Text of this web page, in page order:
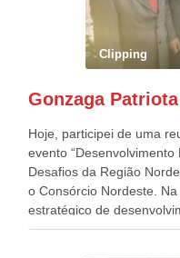
Esplanada dos
preparou espaços com
pessoas, só que o
Independentes, dobrou
Patriota.
Clipping
Hoje, participei de uma
evento
Desafios da Região
o Consórcio Nordeste.
estratégico de
desafios para a